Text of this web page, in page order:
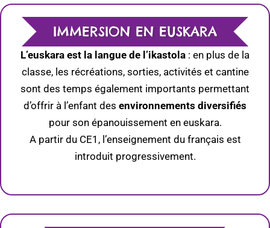
IMMERSION EN EUSKARA
L’euskara est la langue de l’ikastola : en plus de la
classe, les récréations, sorties, activités et cantine
sont des temps également importants permettant
d’offrir à l’enfant des environnements diversifiés
pour son épanouissement en euskara.
A partir du CE1, l’enseignement du français est
introduit progressivement.